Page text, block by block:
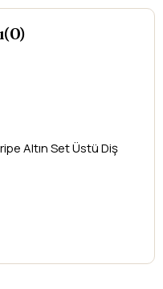
Altın Set Üstü Diş